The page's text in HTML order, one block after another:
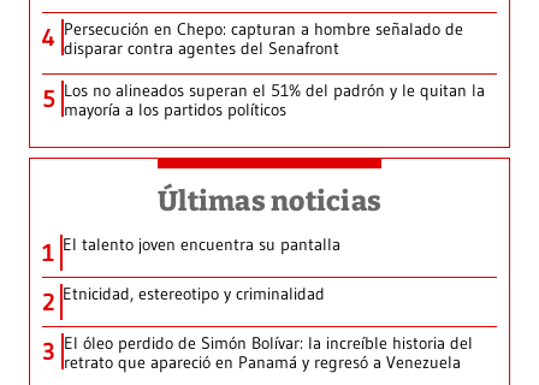
4 Persecución en Chepo: capturan a hombre señalado de
disparar contra agentes del Senafront
5 Los no alineados superan el 51% del padrón y le quitan la
mayoría a los partidos políticos
Últimas noticias
1 El talento joven encuentra su pantalla​
2 Etnicidad, estereotipo y criminalidad
3 El óleo perdido de Simón Bolívar: la increíble historia del
retrato que apareció en Panamá y regresó a Venezuela